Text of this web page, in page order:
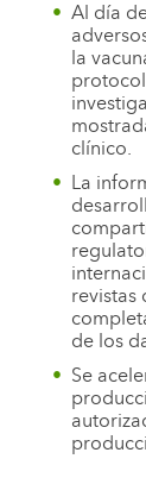
Al día
la
clínico.
La
revistas
de los
Se